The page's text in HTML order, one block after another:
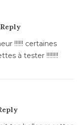
Reply
!!!!!! certaines
à tester !!!!!!!!